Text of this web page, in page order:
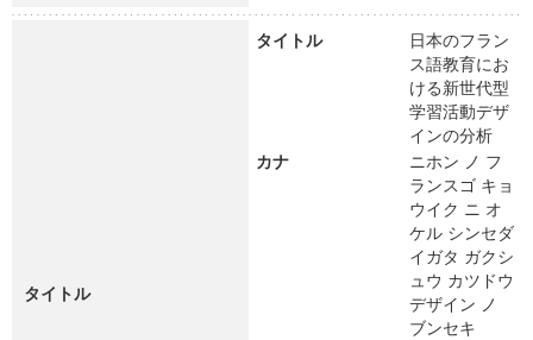
タイトル
タイトル
日本のフラン
ス語教育にお
ける新世代型
学習活動デザ
インの分析
カナ
ニホン ノ フ
ランスゴ キョ
ウイク ニ オ
ケル シンセダ
イガタ ガクシ
ュウ カツドウ
デザイン ノ
ブンセキ